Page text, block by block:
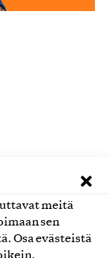
meitä
sen
Osa evästeistä
asiantuntija ja